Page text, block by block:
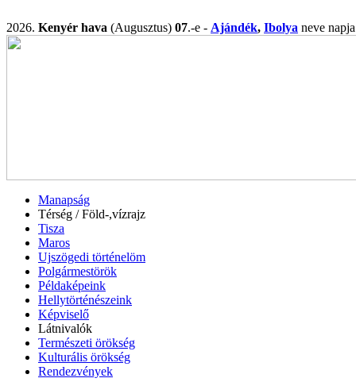
2026. Kenyér hava (Augusztus) 07.-e - Ajándék, Ibolya neve
Manapság
Térség / Föld-,vízrajz
Tisza
Maros
Ujszögedi történelöm
Polgármestörök
Példaképeink
Hellytörténészeink
Képviselő
Látnivalók
Természeti örökség
Kulturális örökség
Rendezvények